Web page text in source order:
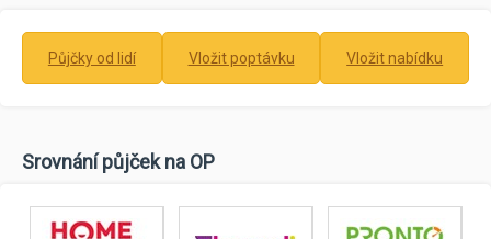
Půjčky od lidí Vložit poptávku Vložit nabídku
Srovnání půjček na OP